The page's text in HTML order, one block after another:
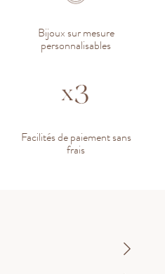
Bijoux sur mesure
personnalisables
Facilités de paiement sans
frais